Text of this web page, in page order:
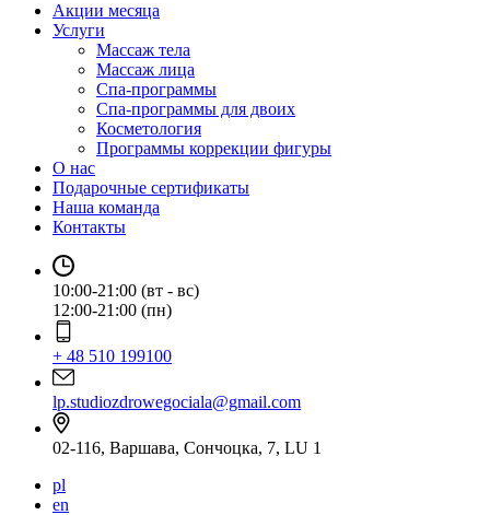
Акции месяца
Услуги
Массаж тела
Массаж лица
Спа-программы
Спа-программы для двоих
Косметология
Программы коррекции фигуры
О нас
Подарочные сертификаты
Наша команда
Контакты
10:00-21:00 (вт - вс)
12:00-21:00 (пн)
+ 48 510 199100
lp.studiozdrowegociala@gmail.com
02-116, Варшава, Сончоцка, 7, LU 1
pl
en